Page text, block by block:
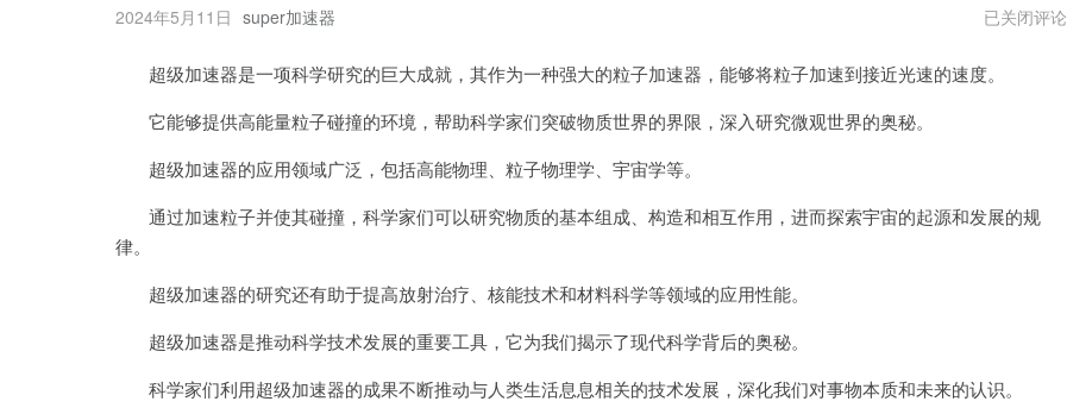
2024年5月11日 super加速器
super
器
已关闭评论
超级加速器是一项科学研究的巨大成就，其作为一种强大的粒子加速器，能够将粒子加速到接近光速的速度。
它能够提供高能量粒子碰撞的环境，帮助科学家们突破物质世界的界限，深入研究微观世界的奥秘。
超级加速器的应用领域广泛，包括高能物理、粒子物理学、宇宙学等。
通过加速粒子并使其碰撞，科学家们可以研究物质的基本组成、构造和相互作用，进而探索宇宙的起源和发展的规
律。
超级加速器的研究还有助于提高放射治疗、核能技术和材料科学等领域的应用性能。
超级加速器是推动科学技术发展的重要工具，它为我们揭示了现代科学背后的奥秘。
科学家们利用超级加速器的成果不断推动与人类生活息息相关的技术发展，深化我们对事物本质和未来的认识。